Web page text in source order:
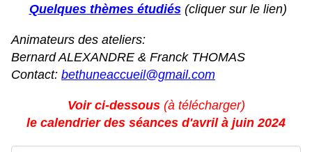
Quelques thèmes étudiés (cliquer sur le lien)
Animateurs des ateliers:
Bernard ALEXANDRE & Franck THOMAS
Contact: bethuneaccueil@gmail.com
Voir ci-dessous (à télécharger)
le calendrier des séances d'avril à juin 2024